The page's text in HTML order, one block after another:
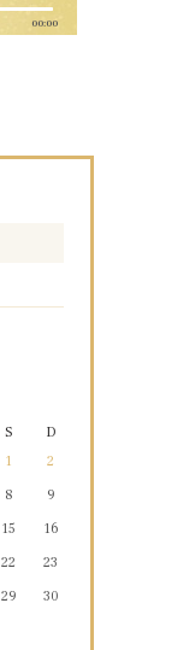
00:00
S
D
1
2
8
9
15
16
22
23
29
30